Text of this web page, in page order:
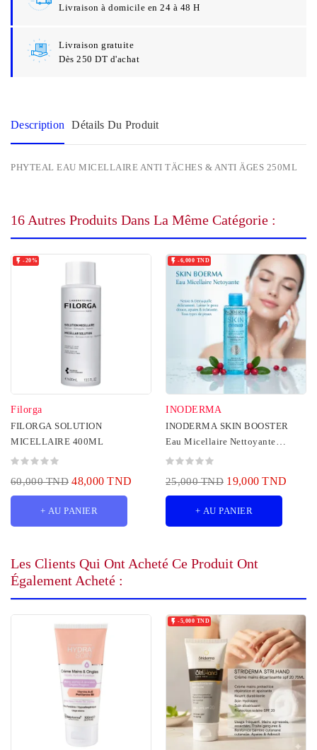
Livraison à domicile en 24 à 48 H
Livraison gratuite
Dès 250 DT d'achat
Description Détails Du Produit
PHYTEAL EAU MICELLAIRE ANTI TÄCHES & ANTI ÄGES 250ML
16 Autres Produits Dans La Même Catégorie :
 -20%
Filorga
FILORGA SOLUTION
MICELLAIRE 400ML
60,000 TND 48,000 TND
+ AU PANIER
 -6,000 TND
INODERMA
INODERMA SKIN BOOSTER
Eau Micellaire Nettoyante
200ML
25,000 TND 19,000 TND
+ AU PANIER
Les Clients Qui Ont Acheté Ce Produit Ont
Également Acheté :
 -5,000 TND